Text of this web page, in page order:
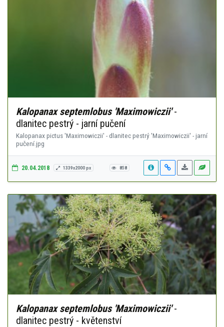
Kalopanax septemlobus 'Maximowiczii'-
dlanitec pestrý - jarní pučení
Kalopanax pictus 'Maximowiczii' - dlanitec pestrý 'Maximowiczii' - jarní
pučení.jpg
20.04.2018 1339x2000 px 858
Kalopanax septemlobus 'Maximowiczii'-
dlanitec pestrý - květenství